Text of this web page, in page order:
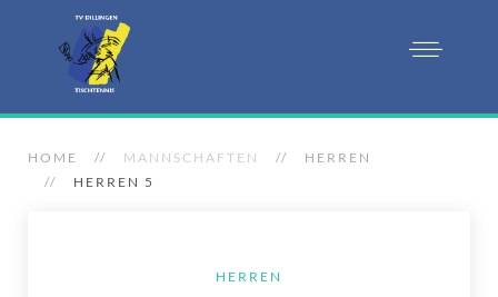
HOME MANNSCHAFTEN
HERREN
HERREN 5
HERREN